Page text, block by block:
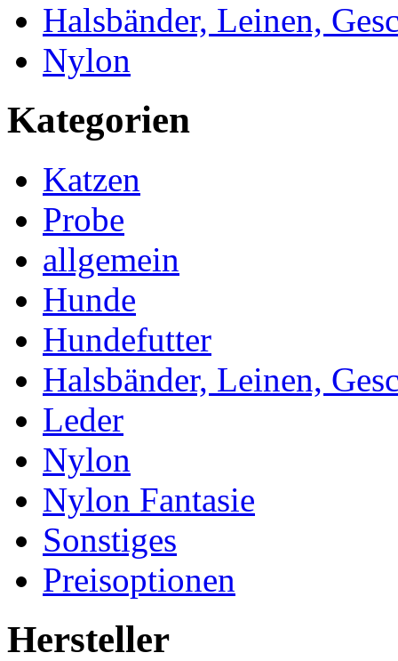
Halsbänder, Leinen,
Nylon
Kategorien
Katzen
Probe
allgemein
Hunde
Hundefutter
Halsbänder, Leinen,
Leder
Nylon
Nylon Fantasie
Sonstiges
Preisoptionen
Hersteller